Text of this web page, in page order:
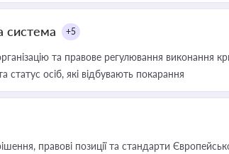
система +5
та правове регулювання виконання
статус осіб, які відбувають покарання
правові позиції та стандарти